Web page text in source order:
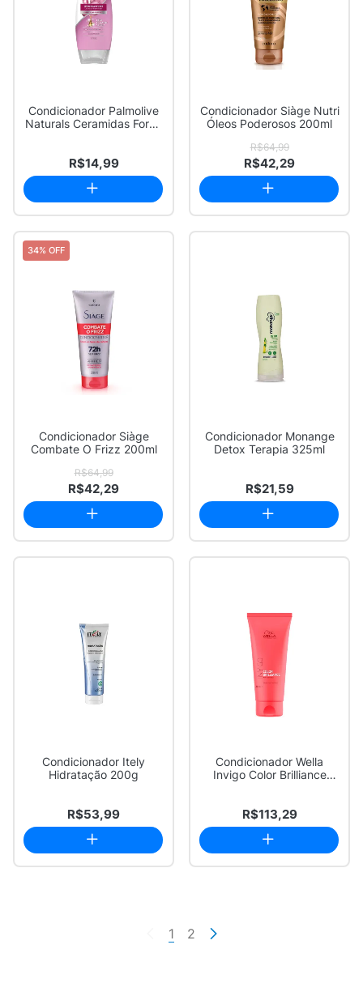
Condicionador Palmolive
Naturals Ceramidas Force
R$14,99
Condicionador Siàge Nutri
Óleos Poderosos 200ml
R$64,99
R$42,29
34% OFF
Condicionador Siàge
Combate O Frizz 200ml
R$64,99
R$42,29
Condicionador Monange
Detox Terapia 325ml
R$21,59
Condicionador Itely
Hidratação 200g
R$53,99
Condicionador Wella
Invigo Color Brilliance
R$113,29
1 2